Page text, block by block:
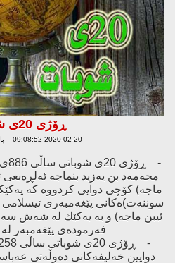
ڕۆژی 20ی شوبات
2020-02-20 09:08:52 پارێزگای سلێمانی
-
محەمەد بن یەزید بنماجە ئەلڕەبعی
ماجە) كۆچی دوایی كردووە كە
سوننەت)ەكانی پێغەمبەری
ئیبن ماجە) ‌و بە یەكێك لە شەش
فەرمودەی پێغەمبەر
دوایین خەلیفەكانی دەوڵەتی